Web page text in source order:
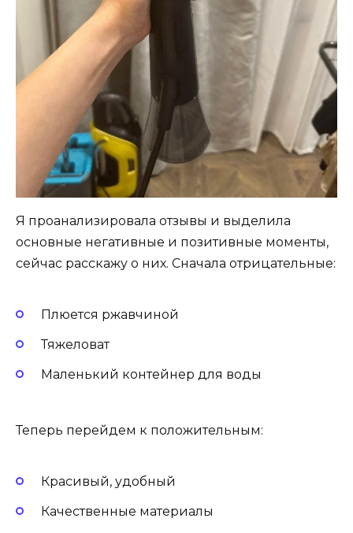
Я проанализировала отзывы и выделила
основные негативные и позитивные моменты,
сейчас расскажу о них. Сначала отрицательные:
Плюется ржавчиной
Тяжеловат
Маленький контейнер для воды
Теперь перейдем к положительным:
Красивый, удобный
Качественные материалы